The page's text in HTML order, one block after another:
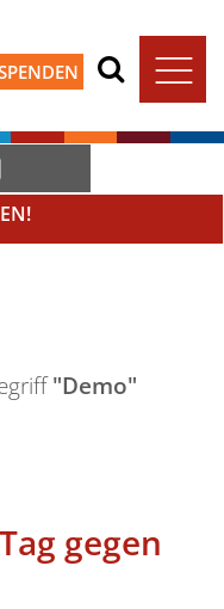
"Demo"
gegen